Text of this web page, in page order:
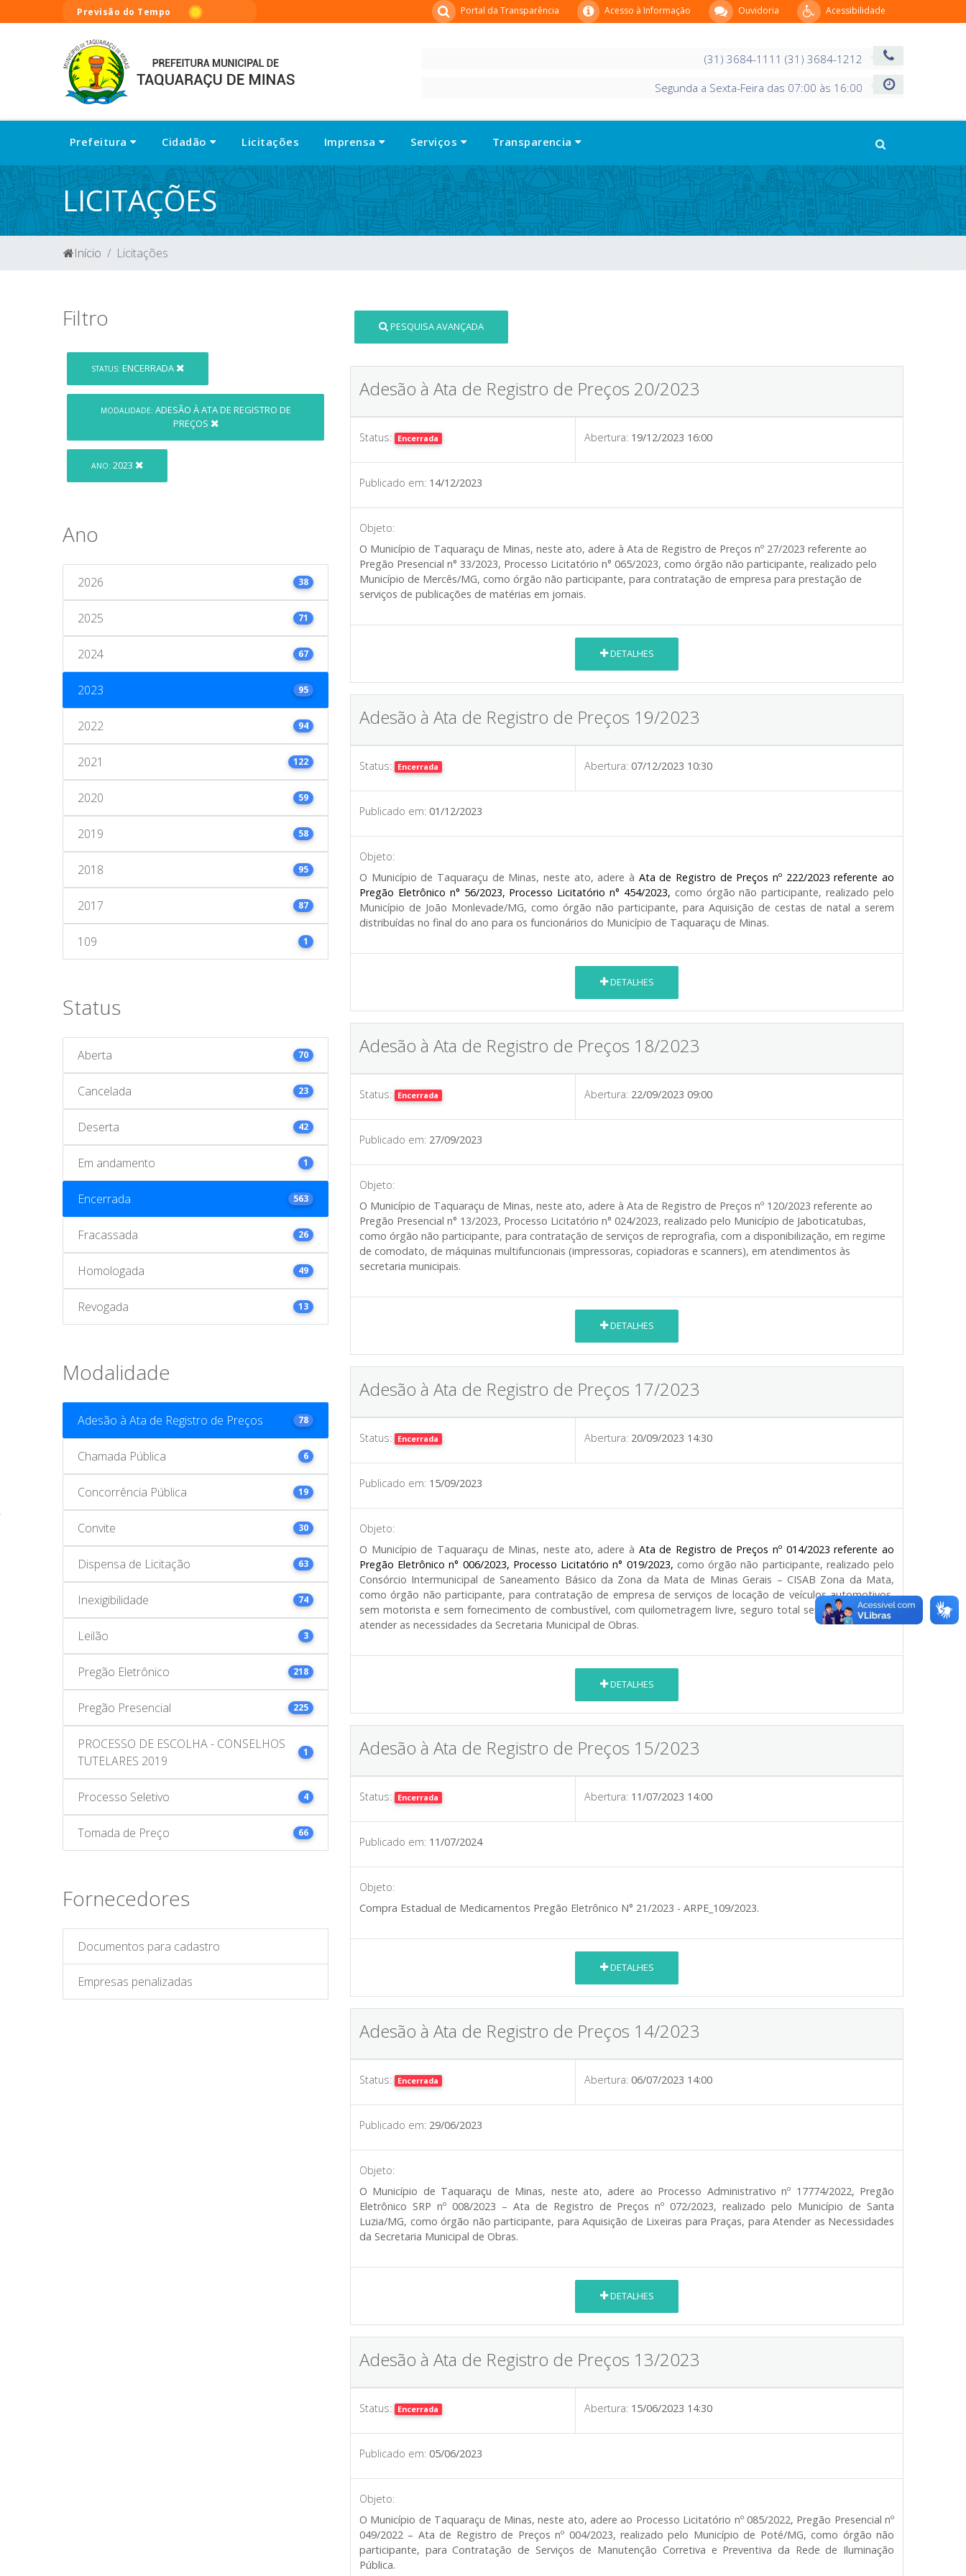
Previsão do Tempo Acessibilidade
Ouvidoria
Acesso à Informação
Portal da Transparência
(31) 3684-1111 (31) 3684-1212
Segunda a Sexta-Feira das 07:00 às 16:00
Prefeitura Cidadão Licitações Imprensa Serviços Transparencia
LICITAÇÕES
Início Licitações
Filtro
STATUS: ENCERRADA
MODALIDADE: ADESÃO À ATA DE REGISTRO DE
PREÇOS
ANO: 2023
Ano
2026 38
2025 71
2024 67
2023 95
2022 94
2021 122
2020 59
2019 58
2018 95
2017 87
109 1
Status
Aberta 70
Cancelada 23
Deserta 42
Em andamento 1
Encerrada 563
Fracassada 26
Homologada 49
Revogada 13
Modalidade
Adesão à Ata de Registro de Preços 78
Chamada Pública 6
Concorrência Pública 19
Convite 30
Dispensa de Licitação 63
Inexigibilidade 74
Leilão 3
Pregão Eletrônico 218
Pregão Presencial 225
PROCESSO DE ESCOLHA - CONSELHOS
TUTELARES 2019
1
Processo Seletivo 4
Tomada de Preço 66
Fornecedores
Documentos para cadastro
Empresas penalizadas
PESQUISA AVANÇADA
Adesão à Ata de Registro de Preços 20/2023
Status: Encerrada Abertura: 19/12/2023 16:00
Publicado em: 14/12/2023
Objeto:
O Município de Taquaraçu de Minas, neste ato, adere à Ata de Registro de Preços nº 27/2023 referente ao
Pregão Presencial n° 33/2023, Processo Licitatório n° 065/2023, como órgão não participante, realizado pelo
Município de Mercês/MG, como órgão não participante, para contratação de empresa para prestação de
serviços de publicações de matérias em jornais.
DETALHES
Adesão à Ata de Registro de Preços 19/2023
Status: Encerrada Abertura: 07/12/2023 10:30
Publicado em: 01/12/2023
Objeto:
O Município de Taquaraçu de Minas, neste ato, adere à Ata de Registro de Preços nº 222/2023 referente ao
Pregão Eletrônico n° 56/2023, Processo Licitatório n° 454/2023, como órgão não participante, realizado pelo
Município de João Monlevade/MG, como órgão não participante, para Aquisição de cestas de natal a serem
distribuídas no final do ano para os funcionários do Município de Taquaraçu de Minas.
DETALHES
Adesão à Ata de Registro de Preços 18/2023
Status: Encerrada Abertura: 22/09/2023 09:00
Publicado em: 27/09/2023
Objeto:
O Município de Taquaraçu de Minas, neste ato, adere à Ata de Registro de Preços nº 120/2023 referente ao
Pregão Presencial n° 13/2023, Processo Licitatório n° 024/2023, realizado pelo Município de Jaboticatubas,
como órgão não participante, para contratação de serviços de reprografia, com a disponibilização, em regime
de comodato, de máquinas multifuncionais (impressoras, copiadoras e scanners), em atendimentos às
secretaria municipais.
DETALHES
Adesão à Ata de Registro de Preços 17/2023
Status: Encerrada Abertura: 20/09/2023 14:30
Publicado em: 15/09/2023
Objeto:
O Município de Taquaraçu de Minas, neste ato, adere à Ata de Registro de Preços nº 014/2023 referente ao
Pregão Eletrônico n° 006/2023, Processo Licitatório n° 019/2023, como órgão não participante, realizado pelo
Consórcio Intermunicipal de Saneamento Básico da Zona da Mata de Minas Gerais – CISAB Zona da Mata,
como órgão não participante, para contratação de empresa de serviços de locação de veículos automotivos,
sem motorista e sem fornecimento de combustível, com quilometragem livre, seguro total sem franquia, para
atender as necessidades da Secretaria Municipal de Obras.
DETALHES
Adesão à Ata de Registro de Preços 15/2023
Status: Encerrada Abertura: 11/07/2023 14:00
Publicado em: 11/07/2024
Objeto:
Compra Estadual de Medicamentos Pregão Eletrônico N° 21/2023 - ARPE_109/2023.
DETALHES
Adesão à Ata de Registro de Preços 14/2023
Status: Encerrada Abertura: 06/07/2023 14:00
Publicado em: 29/06/2023
Objeto:
O Município de Taquaraçu de Minas, neste ato, adere ao Processo Administrativo nº 17774/2022, Pregão
Eletrônico SRP nº 008/2023 – Ata de Registro de Preços nº 072/2023, realizado pelo Município de Santa
Luzia/MG, como órgão não participante, para Aquisição de Lixeiras para Praças, para Atender as Necessidades
da Secretaria Municipal de Obras.
DETALHES
Adesão à Ata de Registro de Preços 13/2023
Status: Encerrada Abertura: 15/06/2023 14:30
Publicado em: 05/06/2023
Objeto:
O Município de Taquaraçu de Minas, neste ato, adere ao Processo Licitatório nº 085/2022, Pregão Presencial nº
049/2022 – Ata de Registro de Preços nº 004/2023, realizado pelo Município de Poté/MG, como órgão não
participante, para Contratação de Serviços de Manutenção Corretiva e Preventiva da Rede de Iluminação
Pública.